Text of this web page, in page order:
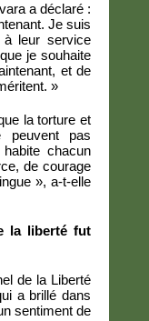
a déclaré :
Je suis
leur service
je souhaite
et de
»
la torture et
peuvent pas
chacun
de courage
», a-t-elle
la liberté fut
de la Liberté
a brillé dans
sentiment de